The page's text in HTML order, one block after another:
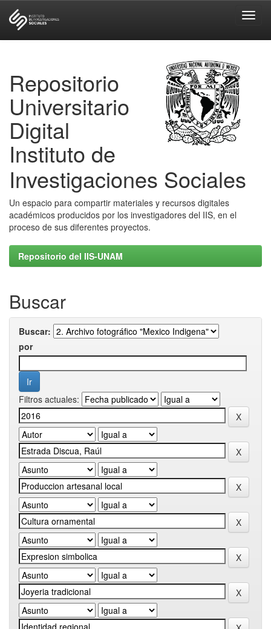
Repositorio
Universitario
Digital
Instituto de
Investigaciones Sociales
Un espacio para compartir materiales y recursos digitales
académicos producidos por los investigadores del IIS, en el
proceso de sus diferentes proyectos.
Repositorio del IIS-UNAM
Buscar
Buscar:
por
Filtros actuales: